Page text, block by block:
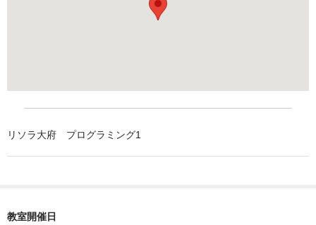
リソラ大府 プログラミング1
教室開催日